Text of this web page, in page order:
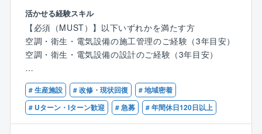
◎ 元請9割、一気通貫でのエンジニアリングを提供で
きる
◎ 平均残業時間は35時間程度（前年度比−13時間）、
福利厚生（帰宅手当、住宅手当や、資格取得支援）も
充実
▼業務内容
産業プラント設備における空調・電気設備・建築など
のエンジニアリング（計画/設計/施工/保守サービス）
をトータルで手がけている部署です。
活かせる経験スキル
【必須（MUST）】以下いずれかを満たす方
空調・衛生・電気設備の施工管理のご経験（3年目安）
空調・衛生・電気設備の設計のご経験（3年目安）
【歓迎（WANT）】
・一級、二級管工事、電気工事施工管理技士の資格を
お持ちの方、
または、その資格取得を目指されている方
# 生産施設 # 改修・現状回復
# 地域密着
# Uターン・Iターン歓迎
# 急募 # 年間休日120日以上